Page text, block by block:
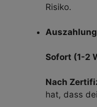
Risiko.
Sofort (1-2
Nach
hat, dass